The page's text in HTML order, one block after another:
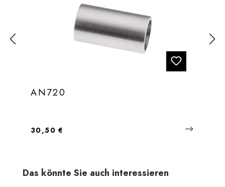
AN720
Regulärer Preis:
30,50 €
Produktgalerie überspringen
Das könnte Sie auch interessieren